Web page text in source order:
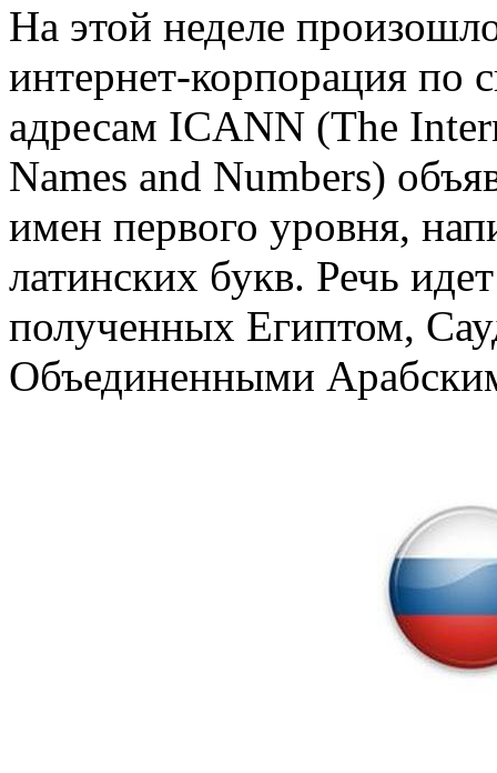
На этой неделе
интернет-корпорация по
адресам ICANN (The
Names and Numbers)
имен первого уровня,
латинских букв. Речь
полученных Египтом,
Объединенными